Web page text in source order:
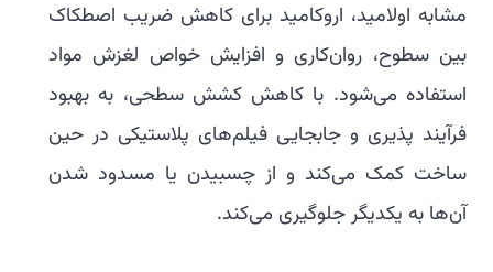
مشابه اولامید، اروکامید برای کاهش ضریب اصطکاک
بین سطوح، روان‌کاری و افزایش خواص لغزش مواد
استفاده می‌شود. با کاهش کشش سطحی، به بهبود
فرآیند پذیری و جابجایی فیلم‌های پلاستیکی در حین
ساخت کمک می‌کند و از چسبیدن یا مسدود شدن
آن‌ها به یکدیگر جلوگیری می‌کند.